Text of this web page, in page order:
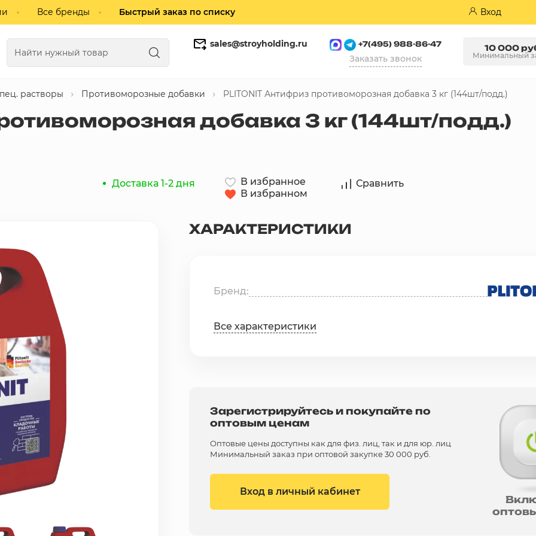
Все бренды Быстрый заказ по списку Вход
sales@stroyholding.ru +7(495) 988-86-47
Заказать звонок
10 000
Минимальный
Газобетонные блоки Пазогребневые плиты (ПГП)
растворы Противоморозные добавки PLITONIT Антифриз противоморозная добавка 3 кг (144шт/подд.)
добавка 3 кг (144шт/подд.)
Доставка 1-2 дня
В избранное
В избранном
Сравнить
ХАРАКТЕРИСТИКИ
Бренд
Все характеристики
Зарегистрируйтесь и покупайте по
оптовым ценам
Оптовые цены доступны как для физ. лиц, так и для юр. лиц
Минимальный заказ при оптовой закупке 30 000 руб.
Вход в личный кабинет